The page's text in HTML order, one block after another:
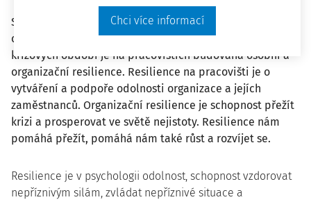
Chci více informací
Společnosti v průběhu svého vývoje procházejí krizovými
obdobími. Pro zmírňování negativních následků těchto
krizových období je na pracovištích budována osobní a
organizační resilience. Resilience na pracovišti je o
vytváření a podpoře odolnosti organizace a jejích
zaměstnanců. Organizační resilience je schopnost přežít
krizi a prosperovat ve světě nejistoty. Resilience nám
pomáhá přežít, pomáhá nám také růst a rozvíjet se.
Resilience je v psychologii odolnost, schopnost vzdorovat
nepříznivým silám, zvládat nepříznivé situace a